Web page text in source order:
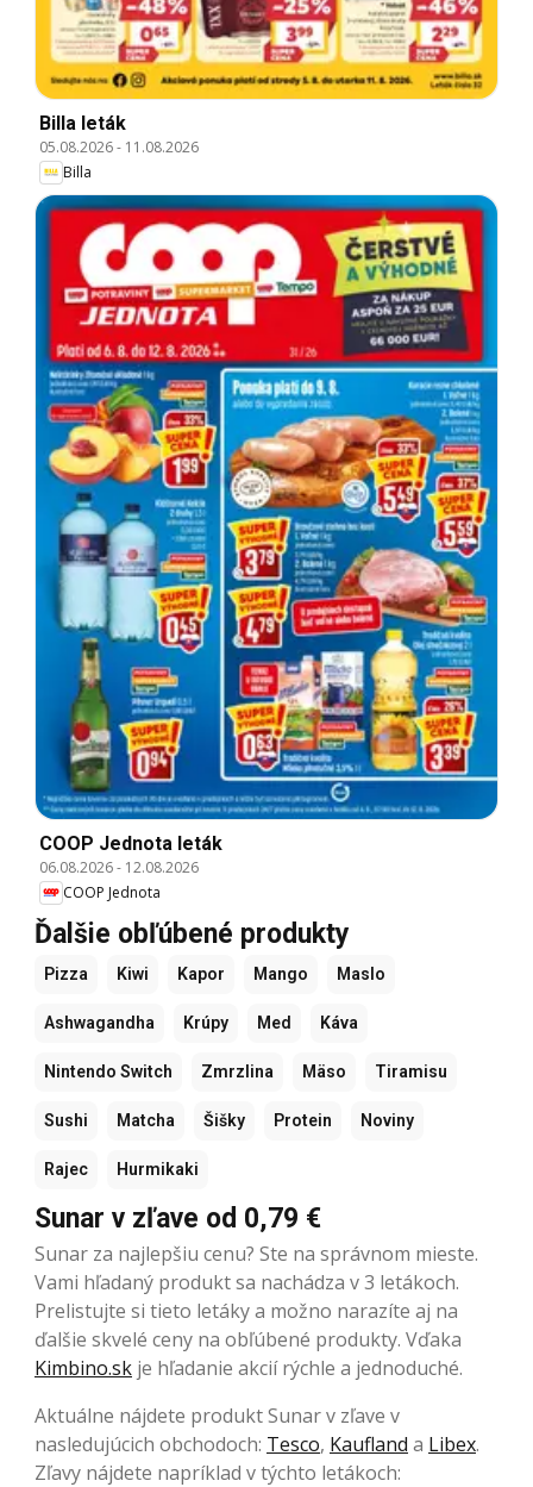
Billa leták
05.08.2026- 11.08.2026
Billa
COOP Jednota leták
06.08.2026- 12.08.2026
COOP Jednota
Ďalšie obľúbené produkty
Pizza Kiwi Kapor Mango Maslo
Ashwagandha Krúpy Med Káva
Nintendo Switch Zmrzlina Mäso Tiramisu
Sushi Matcha Šišky Protein Noviny
Rajec Hurmikaki
Sunar v zľave od 0,79 €
Sunar za najlepšiu cenu? Ste na správnom mieste.
Vami hľadaný produkt sa nachádza v 3 letákoch.
Prelistujte si tieto letáky a možno narazíte aj na
ďalšie skvelé ceny na obľúbené produkty. Vďaka
Kimbino.sk je hľadanie akcií rýchle a jednoduché.
Aktuálne nájdete produkt Sunar v zľave v
nasledujúcich obchodoch: Tesco, Kaufland a Libex.
Zľavy nájdete napríklad v týchto letákoch: